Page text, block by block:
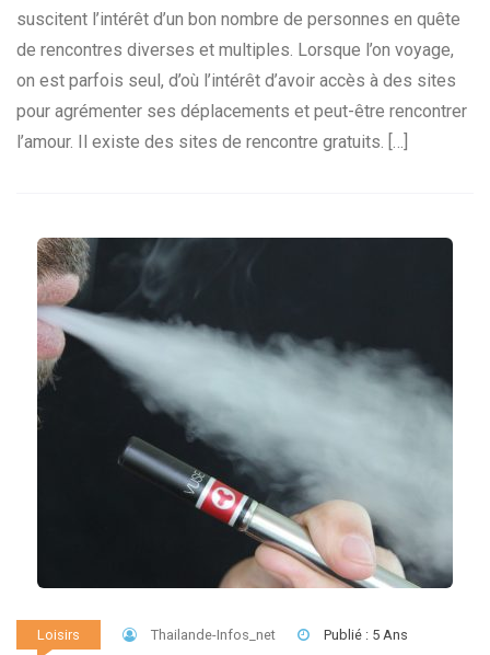
suscitent l’intérêt d’un bon nombre de personnes en quête
de rencontres diverses et multiples. Lorsque l’on voyage,
on est parfois seul, d’où l’intérêt d’avoir accès à des sites
pour agrémenter ses déplacements et peut-être rencontrer
l’amour. Il existe des sites de rencontre gratuits. […]
Loisirs Thailande-Infos_net Publié : 5 Ans